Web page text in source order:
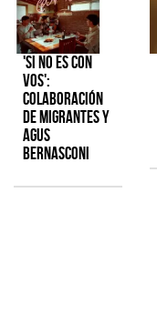
'Si No Es Con
Vos':
colaboración
de Migrantes y
Agus
Bernasconi